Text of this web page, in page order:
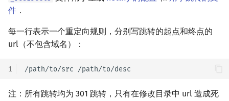
件 ．
每一行表示一个重定向规则，分别写跳转的起点和终点的
url（不包含域名）：
1
注：所有跳转均为 301 跳转，只有在修改目录中 url 造成死